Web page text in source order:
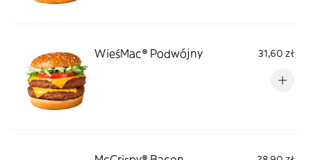
WieśMac® Podwójny 31,60 zł